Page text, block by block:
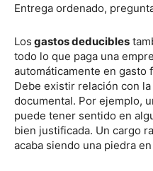
Entrega ordenado,
Los gastos deducibles
todo lo que paga una
automáticamente en gasto
Debe existir relación con
documental. Por ejemplo,
puede tener sentido en
bien justificada. Un cargo
acaba siendo una piedra